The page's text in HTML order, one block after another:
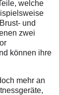
welche
und
zwei
können ihre
mehr an